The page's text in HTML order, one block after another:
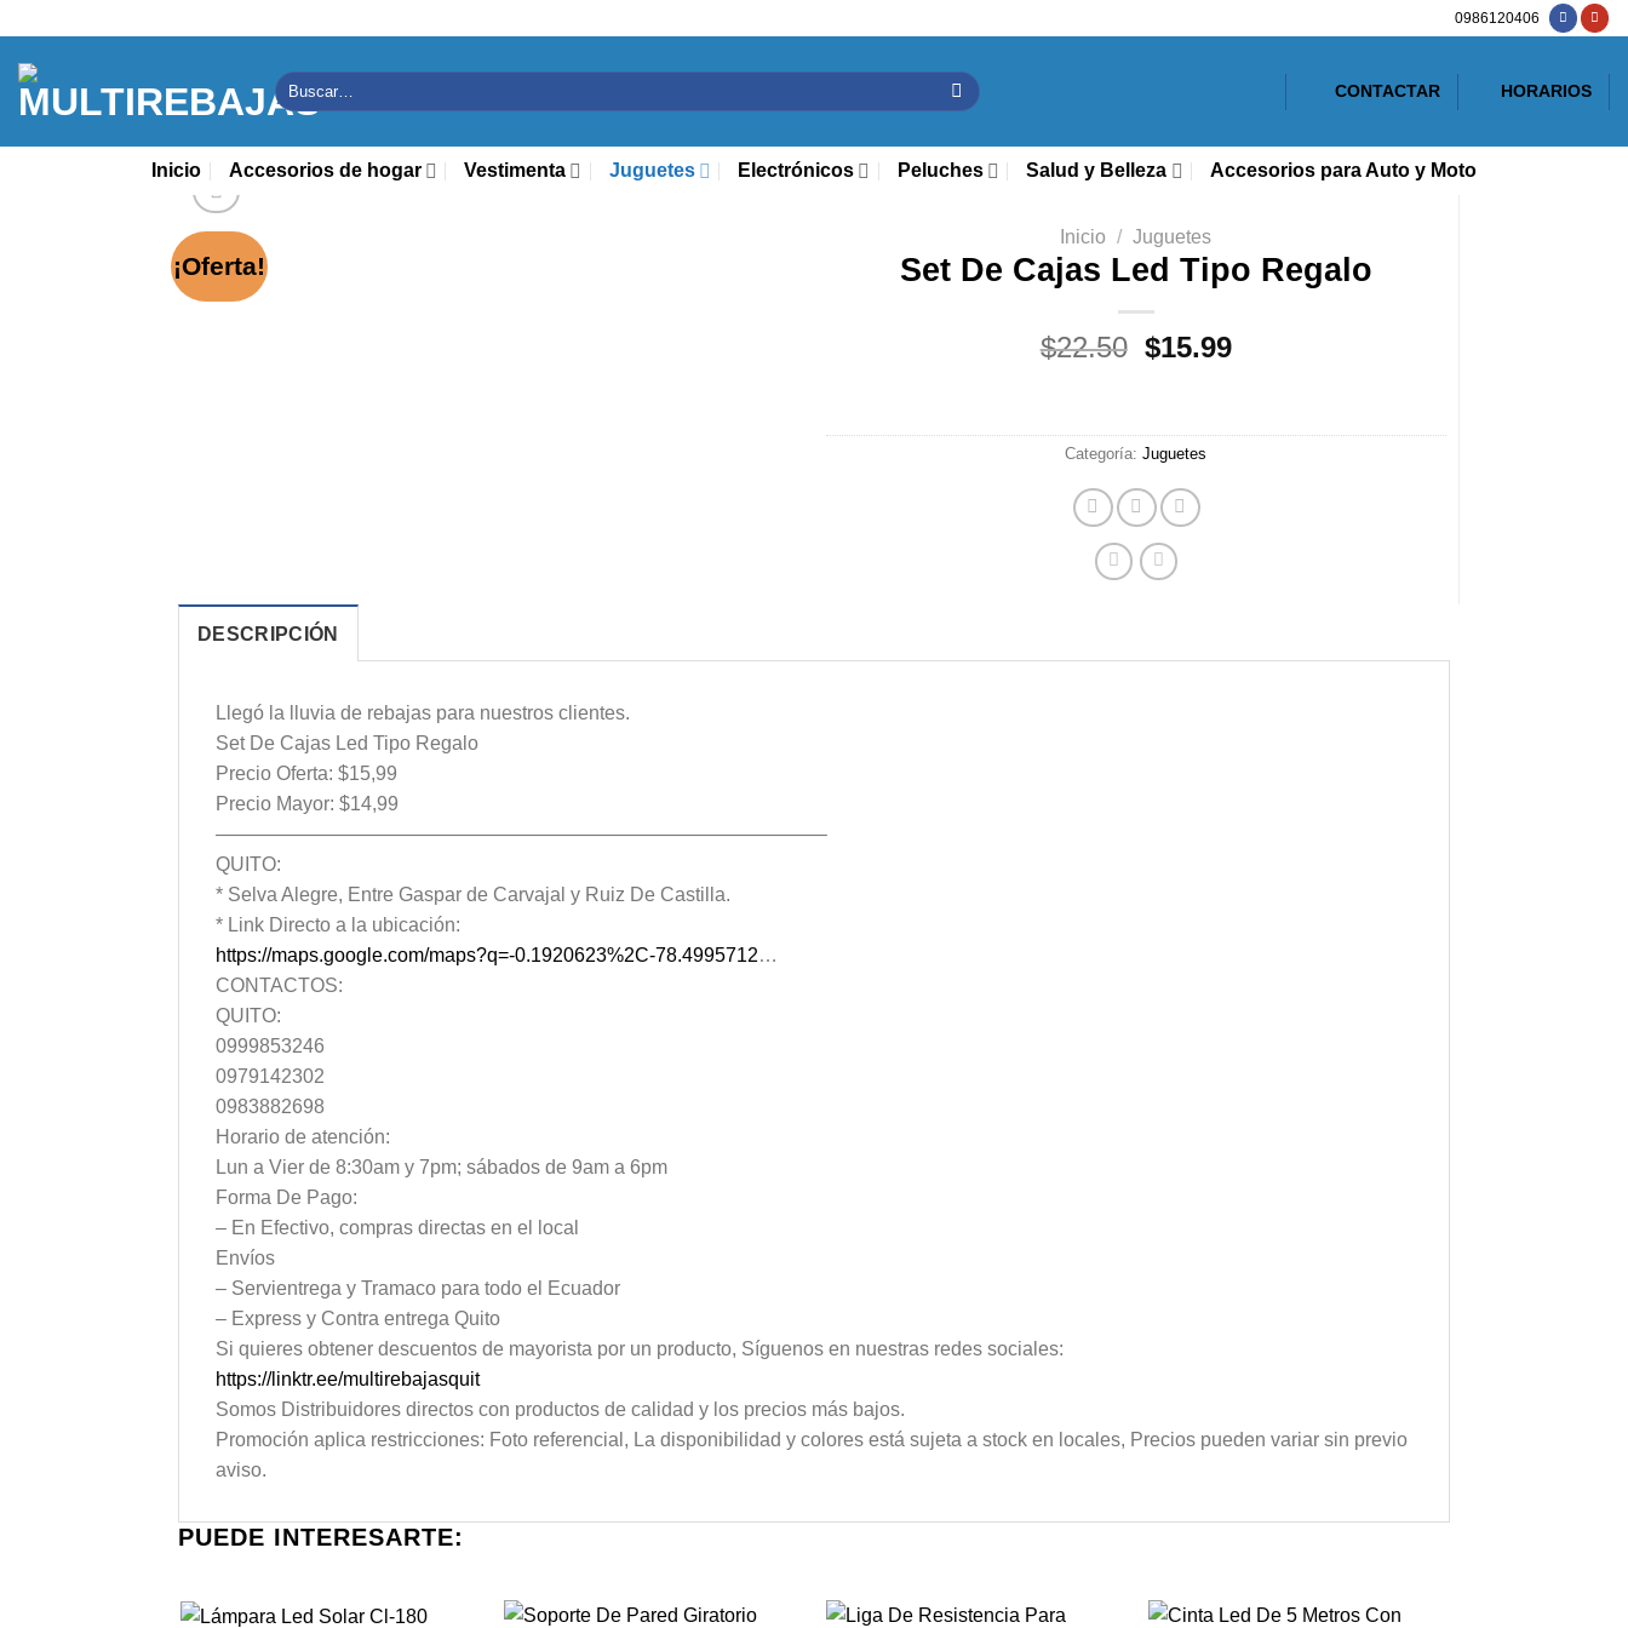
contenido
0986120406
Buscar
por:
CONTACTAR HORARIOS
Inicio Accesorios de hogar Vestimenta Juguetes Electrónicos Peluches Salud y Belleza Accesorios para Auto y Moto
¡Oferta!
Inicio / Juguetes
Set De Cajas Led Tipo Regalo
$22.50 El
era:
$22.50.
$15.99El
es:
Categoría:Juguetes
DESCRIPCIÓN
Llegó la lluvia de rebajas para nuestros clientes.
Set De Cajas Led Tipo Regalo
Precio Oferta: $15,99
Precio Mayor: $14,99
———————————————————————————————–
QUITO:
* Selva Alegre, Entre Gaspar de Carvajal y Ruiz De Castilla.
* Link Directo a la ubicación:
https://maps.google.com/maps?q=-0.1920623%2C-78.4995712…
CONTACTOS:
QUITO:
0999853246
0979142302
0983882698
Horario de atención:
Lun a Vier de 8:30am y 7pm; sábados de 9am a 6pm
Forma De Pago:
– En Efectivo, compras directas en el local
Envíos
– Servientrega y Tramaco para todo el Ecuador
– Express y Contra entrega Quito
Si quieres obtener descuentos de mayorista por un producto, Síguenos en nuestras redes sociales:
https://linktr.ee/multirebajasquit
Somos Distribuidores directos con productos de calidad y los precios más bajos.
Promoción aplica restricciones: Foto referencial, La disponibilidad y colores está sujeta a stock en locales, Precios pueden variar sin previo
aviso.
PUEDE INTERESARTE: